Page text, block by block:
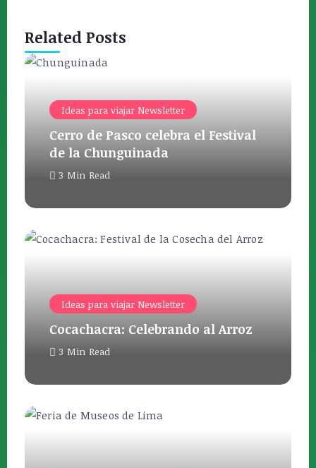
Related Posts
Ideas para viajar Newsletter
Cerro de Pasco celebra el Festival
de la Chunguinada
3 Min Read
Ideas para viajar Newsletter
Cocachacra: Celebrando al Arroz
3 Min Read